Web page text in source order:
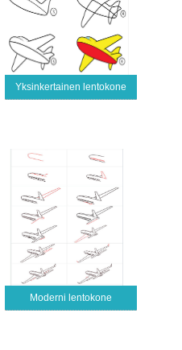
Yksinkertainen lentokone
Moderni lentokone